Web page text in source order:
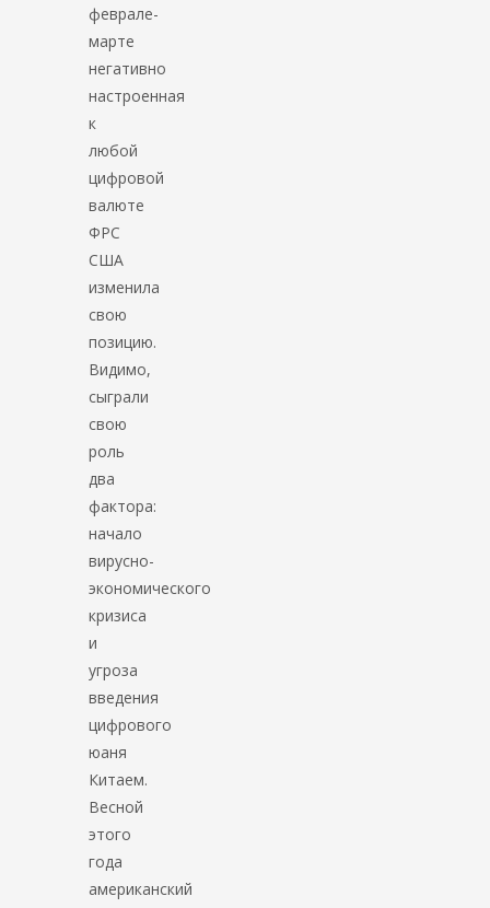
феврале-
марте
негативно
настроенная
к
любой
цифровой
валюте
ФРС
США
изменила
свою
позицию.
Видимо,
сыграли
свою
роль
два
фактора:
начало
вирусно-
экономического
кризиса
и
угроза
введения
цифрового
юаня
Китаем.
Весной
этого
года
американский